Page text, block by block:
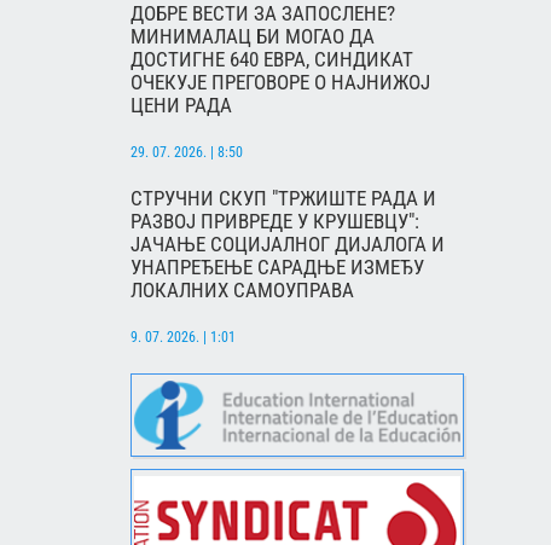
ДОБРЕ ВЕСТИ ЗА ЗАПОСЛЕНЕ?
МИНИМАЛАЦ БИ МОГАО ДА
ДОСТИГНЕ 640 ЕВРА, СИНДИКАТ
ОЧЕКУЈЕ ПРЕГОВОРЕ О НАЈНИЖОЈ
ЦЕНИ РАДА
29. 07. 2026. | 8:50
СТРУЧНИ СКУП "ТРЖИШТЕ РАДА И
РАЗВОЈ ПРИВРЕДЕ У КРУШЕВЦУ":
ЈАЧАЊЕ СОЦИЈАЛНОГ ДИЈАЛОГА И
УНАПРЕЂЕЊЕ САРАДЊЕ ИЗМЕЂУ
ЛОКАЛНИХ САМОУПРАВА
9. 07. 2026. | 1:01